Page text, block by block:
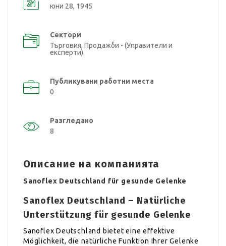
юни 28, 1945
Сектори
Търговия, Продажби - (Управители и
експерти)
Публикувани работни места
0
Разгледано
8
Описание на компанията
Sanoflex Deutschland für gesunde Gelenke
Sanoflex Deutschland – Natürliche
Unterstützung für gesunde Gelenke
Sanoflex Deutschland bietet eine effektive
Möglichkeit, die natürliche Funktion Ihrer Gelenke